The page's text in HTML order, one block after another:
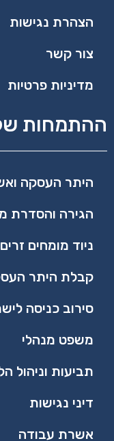
הצהרת נגישות
צור קשר
מדיניות פרטיות
ההתמחות
היתר העסקה
הגירה והסדרת
ניוד מומחים
קבלת היתר
סירוב כניסה
משפט מנהלי​
תביעות וניהול
דיני נגישות
אשרת עבודה